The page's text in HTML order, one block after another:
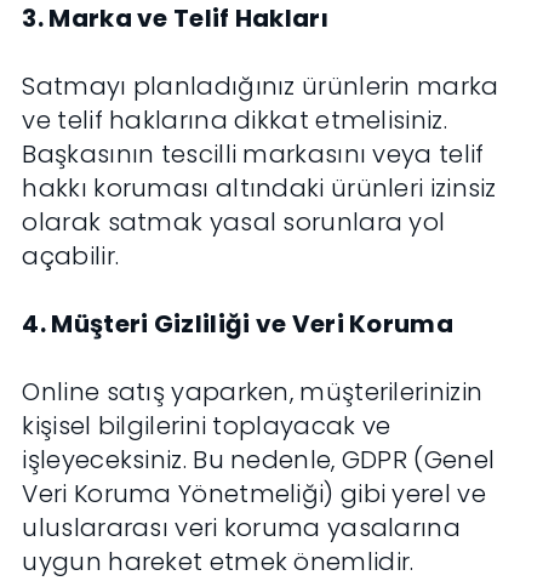
3. Marka ve Telif Hakları
Satmayı planladığınız ürünlerin marka
ve telif haklarına dikkat etmelisiniz.
Başkasının tescilli markasını veya telif
hakkı koruması altındaki ürünleri izinsiz
olarak satmak yasal sorunlara yol
açabilir.
4. Müşteri Gizliliği ve Veri Koruma
Online satış yaparken, müşterilerinizin
kişisel bilgilerini toplayacak ve
işleyeceksiniz. Bu nedenle, GDPR (Genel
Veri Koruma Yönetmeliği) gibi yerel ve
uluslararası veri koruma yasalarına
uygun hareket etmek önemlidir.